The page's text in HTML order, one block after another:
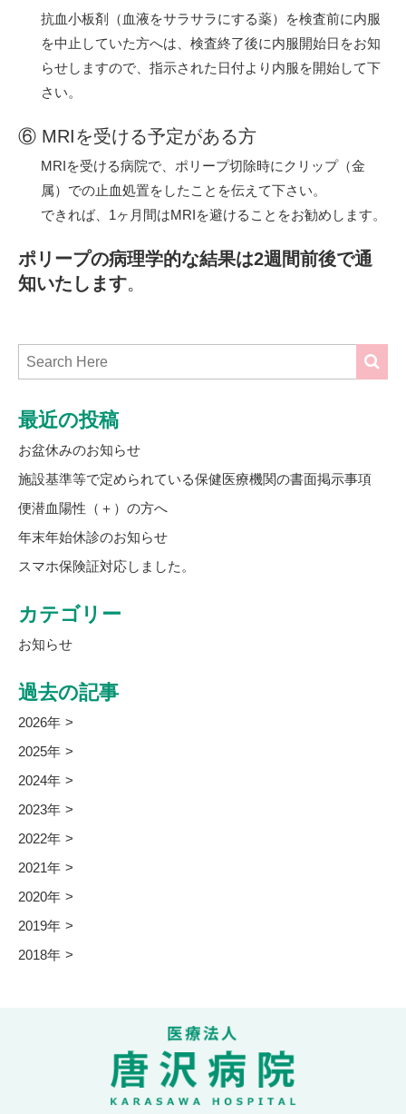
抗血小板剤（血液をサラサラにする薬）を検査前に内服
を中止していた方へは、検査終了後に内服開始日をお知
らせしますので、指示された日付より内服を開始して下
さい。
⑥ MRIを受ける予定がある方
MRIを受ける病院で、ポリープ切除時にクリップ（金
属）での止血処置をしたことを伝えて下さい。
できれば、1ヶ月間はMRIを避けることをお勧めします。
ポリープの病理学的な結果は2週間前後で通
知いたします。
最近の投稿
お盆休みのお知らせ
施設基準等で定められている保健医療機関の書面掲示事項
便潜血陽性（＋）の方へ
年末年始休診のお知らせ
スマホ保険証対応しました。
カテゴリー
お知らせ
過去の記事
2026年
2025年
2024年
2023年
2022年
2021年
2020年
2019年
2018年